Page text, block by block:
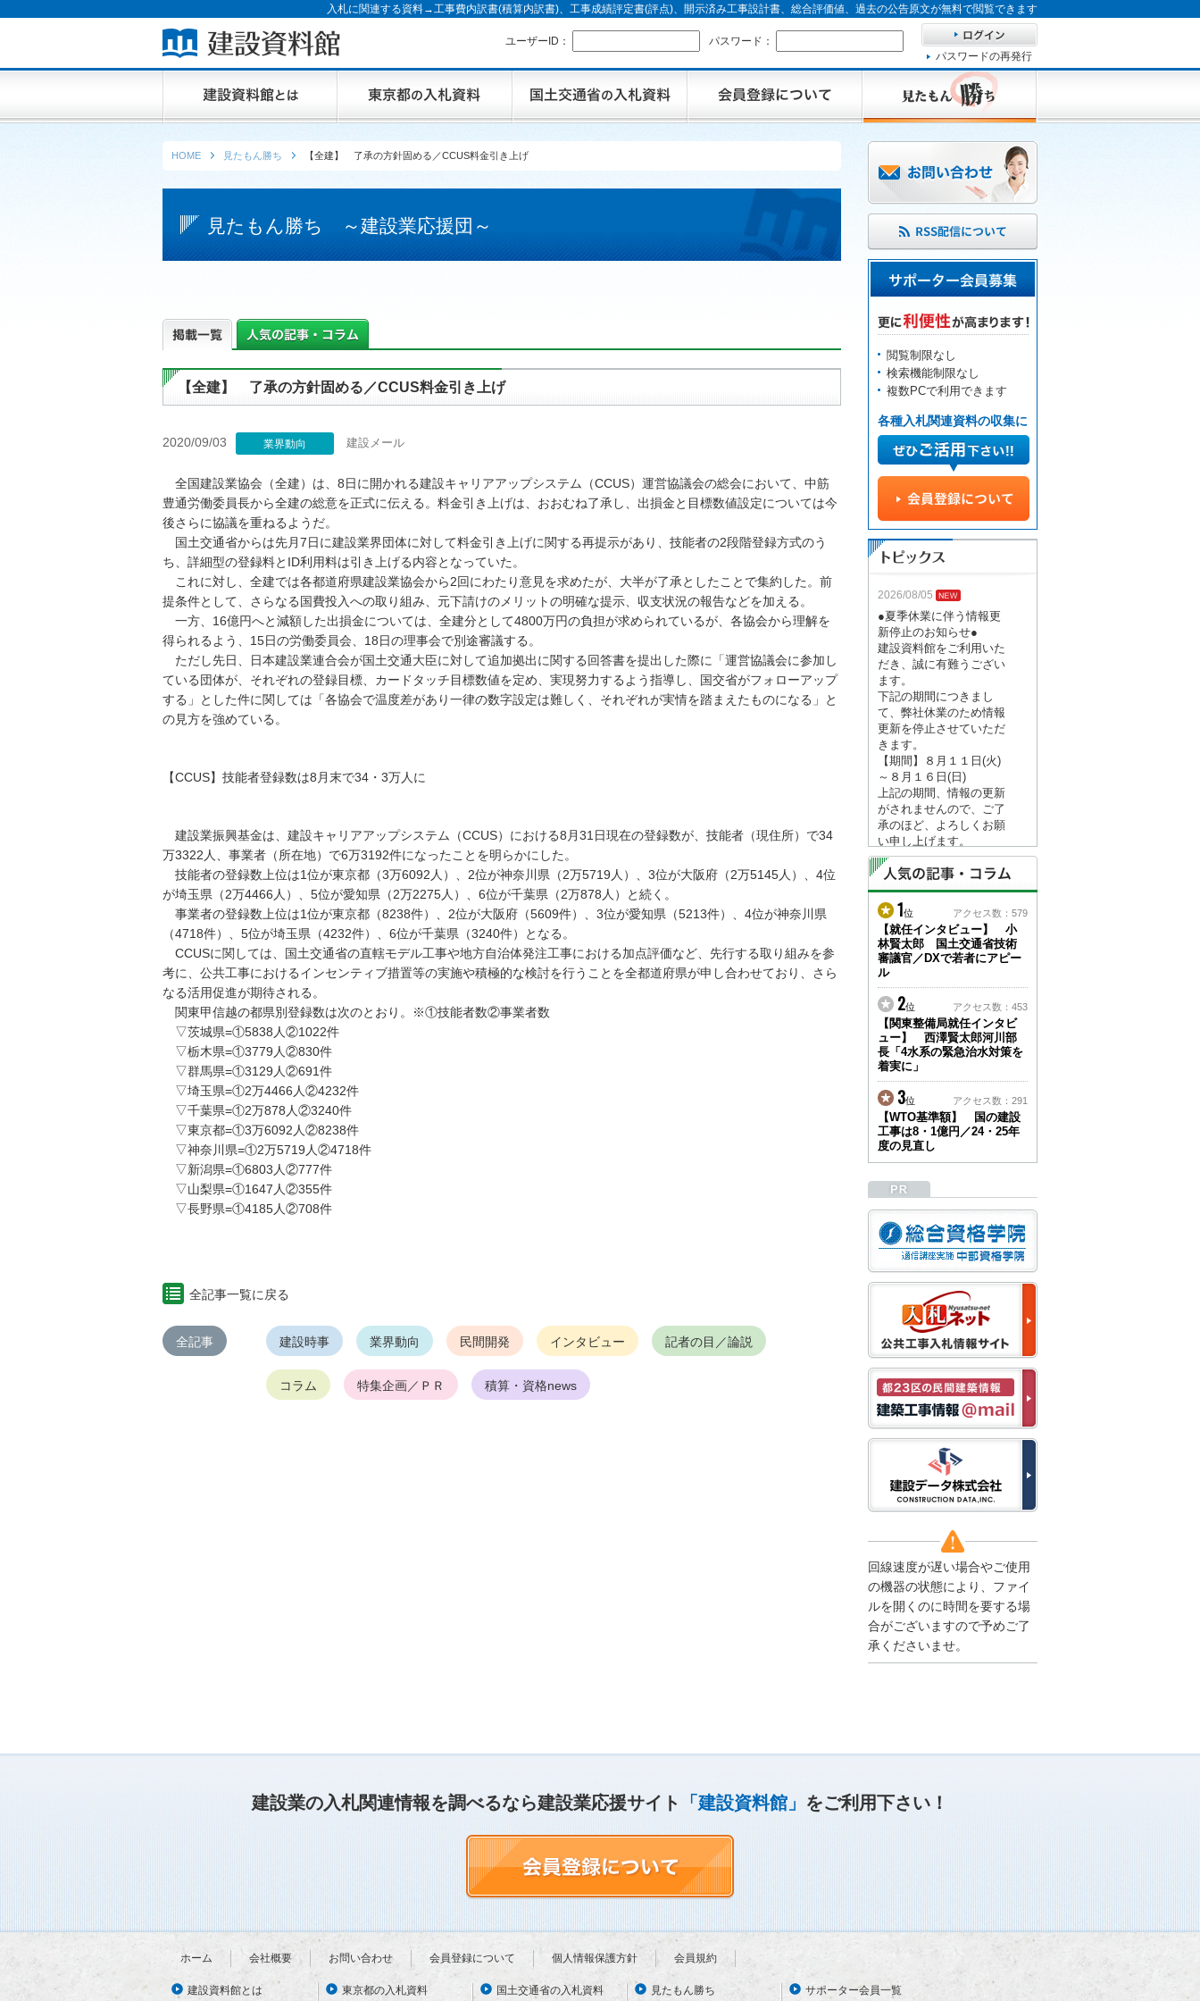
入札に関連する資料→工事費内訳書(積算内訳書)、工事成績評定書(評点)、開示済み工事設計書、総合評価値、過去の公告原文が無料で閲覧できます
ユーザーID：
パスワード：
パスワードの再発行
HOME 見たもん勝ち 【全建】 了承の方針固める／CCUS料金引き上げ
見たもん勝ち ～建設業応援団～
【全建】 了承の方針固める／CCUS料金引き上げ
2020/09/03 業界動向 建設メール
全国建設業協会（全建）は、8日に開かれる建設キャリアアップシステム（CCUS）運営協議会の総会において、中筋
豊通労働委員長から全建の総意を正式に伝える。料金引き上げは、おおむね了承し、出損金と目標数値設定については今
後さらに協議を重ねるようだ。
国土交通省からは先月7日に建設業界団体に対して料金引き上げに関する再提示があり、技能者の2段階登録方式のう
ち、詳細型の登録料とID利用料は引き上げる内容となっていた。
これに対し、全建では各都道府県建設業協会から2回にわたり意見を求めたが、大半が了承としたことで集約した。前
提条件として、さらなる国費投入への取り組み、元下請けのメリットの明確な提示、収支状況の報告などを加える。
一方、16億円へと減額した出損金については、全建分として4800万円の負担が求められているが、各協会から理解を
得られるよう、15日の労働委員会、18日の理事会で別途審議する。
ただし先日、日本建設業連合会が国土交通大臣に対して追加拠出に関する回答書を提出した際に「運営協議会に参加し
ている団体が、それぞれの登録目標、カードタッチ目標数値を定め、実現努力するよう指導し、国交省がフォローアップ
する」とした件に関しては「各協会で温度差があり一律の数字設定は難しく、それぞれが実情を踏まえたものになる」と
の見方を強めている。
【CCUS】技能者登録数は8月末で34・3万人に
建設業振興基金は、建設キャリアアップシステム（CCUS）における8月31日現在の登録数が、技能者（現住所）で34
万3322人、事業者（所在地）で6万3192件になったことを明らかにした。
技能者の登録数上位は1位が東京都（3万6092人）、2位が神奈川県（2万5719人）、3位が大阪府（2万5145人）、4位
が埼玉県（2万4466人）、5位が愛知県（2万2275人）、6位が千葉県（2万878人）と続く。
事業者の登録数上位は1位が東京都（8238件）、2位が大阪府（5609件）、3位が愛知県（5213件）、4位が神奈川県
（4718件）、5位が埼玉県（4232件）、6位が千葉県（3240件）となる。
CCUSに関しては、国土交通省の直轄モデル工事や地方自治体発注工事における加点評価など、先行する取り組みを参
考に、公共工事におけるインセンティブ措置等の実施や積極的な検討を行うことを全都道府県が申し合わせており、さら
なる活用促進が期待される。
関東甲信越の都県別登録数は次のとおり。※①技能者数②事業者数
▽茨城県=①5838人②1022件
▽栃木県=①3779人②830件
▽群馬県=①3129人②691件
▽埼玉県=①2万4466人②4232件
▽千葉県=①2万878人②3240件
▽東京都=①3万6092人②8238件
▽神奈川県=①2万5719人②4718件
▽新潟県=①6803人②777件
▽山梨県=①1647人②355件
▽長野県=①4185人②708件
全記事一覧に戻る
全記事 建設時事 業界動向 民間開発 インタビュー 記者の目／論説
コラム 特集企画／ＰＲ 積算・資格news
閲覧制限なし
検索機能制限なし
複数PCで利用できます
各種入札関連資料の収集に
2026/08/05
●夏季休業に伴う情報更
新停止のお知らせ●
建設資料館をご利用いた
だき、誠に有難うござい
ます。
下記の期間につきまし
て、弊社休業のため情報
更新を停止させていただ
きます。
【期間】８月１１日(火)
～８月１６日(日)
上記の期間、情報の更新
がされませんので、ご了
承のほど、よろしくお願
い申し上げます。
なお、情報は８月１７日
(月)より登録されます。
2026/04/23
●ゴールデンウィークに
伴う情報更新停止のお知
らせ(05/02～05/10)●
ユーザー各位
建設資料館をご利用いた
だき、誠に有難うござい
ます。
下記の期間につきまし
て、弊社休業のため情報
更新を停止させていただ
きます。
【期間】５月２日(土)～
５月１０日(日)
上記の期間、情報の更新
がされませんので、ご了
い申し上げます。
から通常通り運営いたし
ます。
2025/12/22
●年末年始に伴う情報更
新停止のお知らせ●
建設資料館をご利用いた
だき、誠に有難うござい
ます。
下記の期間につきまし
て、弊社休業のため情報
更新を停止させていただ
きます。
【期間】１２月２７日
(土)～１月４日(日)
上記の期間、情報の更新
がされませんので、ご了
承のほど、よろしくお願
なお、情報は１月５日
(月)より登録されます。
2025/08/04
●夏季休業に伴う情報更
新停止のお知らせ●
建設資料館をご利用いた
だき、誠に有難うござい
がされませんので、ご了
承のほど、よろしくお願
伴う情報更新停止のお知
らせ(04/26～04/29、05/0
ユーザー各位
1位 アクセス数：579
【就任インタビュー】 小
林賢太郎 国土交通省技術
審議官／DXで若者にアピー
ル
2位 アクセス数：453
【関東整備局就任インタビ
ュー】 西澤賢太郎河川部
長「4水系の緊急治水対策を
着実に」
3位 アクセス数：291
【WTO基準額】 国の建設
工事は8・1億円／24・25年
度の見直し
回線速度が遅い場合やご使用
の機器の状態により、ファイ
ルを開くのに時間を要する場
合がございますので予めご了
承くださいませ。
建設業の入札関連情報を調べるなら建設業応援サイト 「建設資料館」 をご利用下さい！
ホーム 会社概要 お問い合わせ 会員登録について 個人情報保護方針 会員規約
建設資料館とは 東京都の入札資料 国土交通省の入札資料 見たもん勝ち サポーター会員一覧